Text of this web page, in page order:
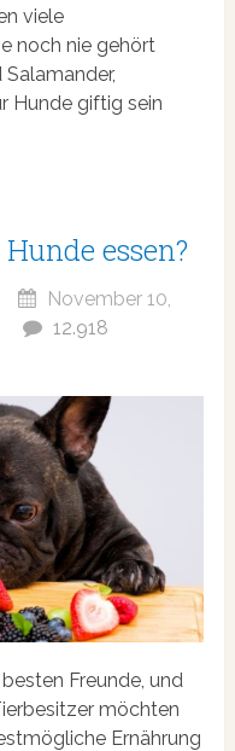
viele
noch nie gehört
Hunde giftig sein
essen?
November 10,
12.918
Freunde, und
möchten
Ernährung